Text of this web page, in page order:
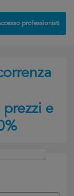
professionisti
prezzi e